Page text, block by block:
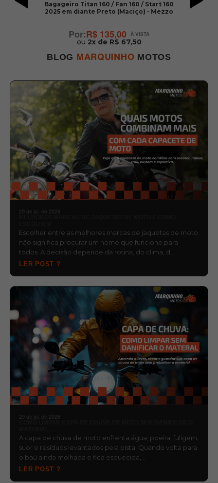
Bagageiro Titan 160 / Fan 160 / Start 160
2025 em diante Preto (Maciço) - Mezzo
R$ 135,00
ou 2x de R$ 67,50
BLOG MARQUINHO MOTOS
29 de jul. de 2026
Escolher entre as melhores marcas de jaquetas de moto
não significa procurar um nome que funcione para
todos. A decisão depende da rotina, do clima, d…
LER POST ?
29 de jul. de 2026
A capa de chuva de moto enfrenta água, poeira, fuligem,
suor e resíduos levantados pela pista. Quando volta para
o baú ainda molhada e fica esquecida,…
LER POST ?